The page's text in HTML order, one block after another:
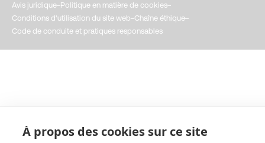
À propos des cookies sur ce site
Avis juridique Politique en matière de cookies
Conditions d'utilisation du site web Chaîne éthique
Code de conduite et pratiques responsables